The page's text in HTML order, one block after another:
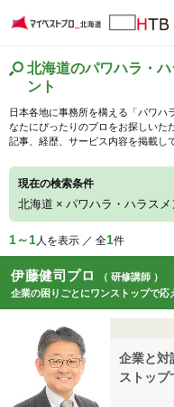
北海道のパワハラ・
ント
日本各地に事務所を構える「パワハ
なたにぴったりのプロをお探しいた
記事、経歴、サービス内容を掲載し
現在の検索条件
北海道 × パワハラ・ハラスメ
1～1人を表示 ／ 全1件
伊藤健司プロ
（ 研修講師 ）
企業の困りごとにワンストップで応
企業と対
ストップ